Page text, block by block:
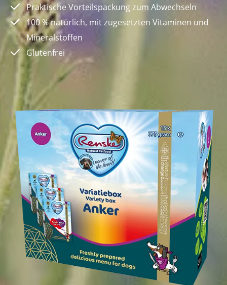
Praktische Vorteilspackung zum Abwechseln
100 % natürlich, mit zugesetzten Vitaminen und
Mineralstoffen
Glutenfrei